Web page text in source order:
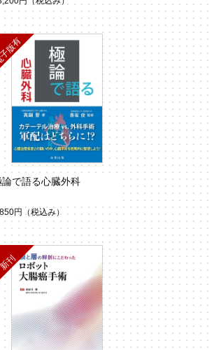
論で語る心臓外科
円 （税込み）